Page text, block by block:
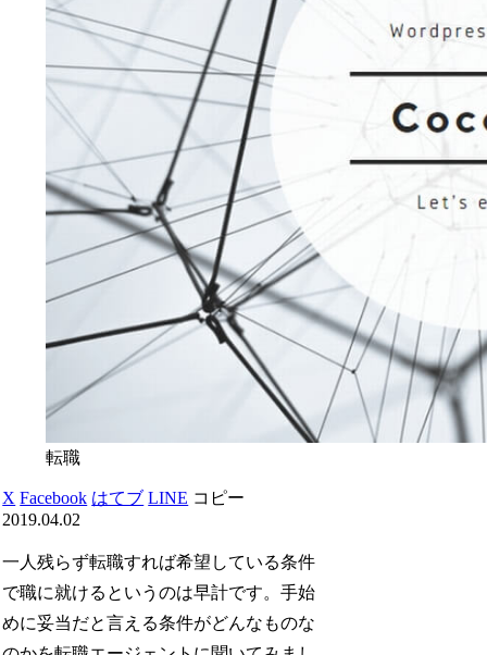
転職
X Facebook はてブ LINE コピー
2019.04.02
一人残らず転職すれば希望している条件
で職に就けるというのは早計です。手始
めに妥当だと言える条件がどんなものな